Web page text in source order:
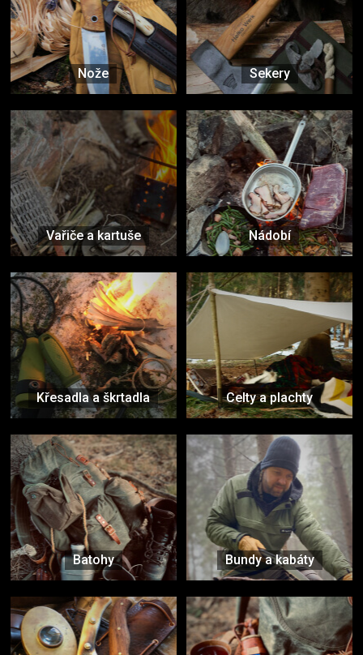
Nože Sekery
Vařiče a kartuše Nádobí
Křesadla a škrtadla Celty a plachty
Batohy Bundy a kabáty